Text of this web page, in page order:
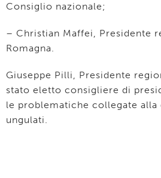
Consiglio nazionale;
– Christian Maffei, Presidente
Romagna.
Giuseppe Pilli, Presidente
stato eletto consigliere di
le problematiche collegate alla
ungulati.